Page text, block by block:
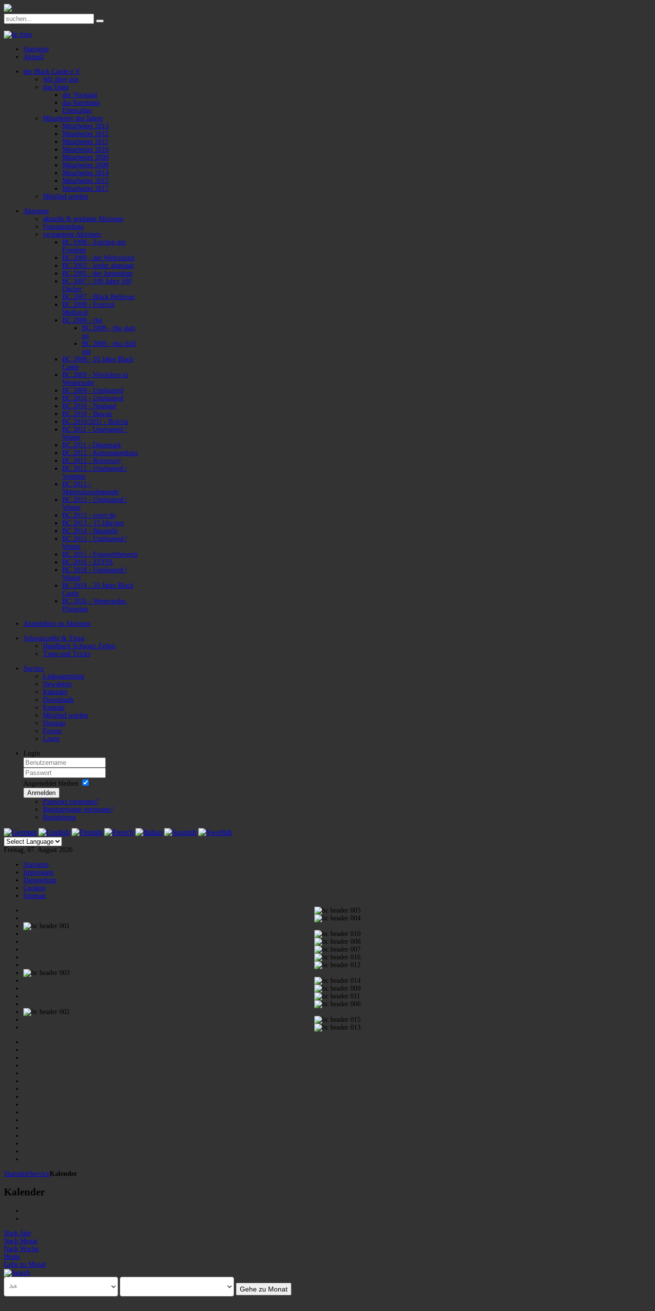
Startseite
Aktuell
der Black Castle e.V.
Wir über uns
das Team
der Vorstand
das Kernteam
Ehemalige
Mitarbeiter des Jahres
Mitarbeiter 2013
Mitarbeiter 2012
Mitarbeiter 2011
Mitarbeiter 2010
Mitarbeiter 2009
Mitarbeiter 2008
Mitarbeiter 2014
Mitarbeiter 2015
Mitarbeiter 2017
Mitglied werden
Aktionen
aktuelle & geplante Aktionen
Fotosammlung
vergangene Aktionen
BC 1998 - Zeichen des
Friedens
BC 2000 - der Weltrekord
BC 2003 - leider abgesagt
BC 2005 - der Jurtendom
BC 2007 - 100 Jahre 100
Dächer
BC 2007 - Black Bellevue
BC 2008 - Festival
Mediaval
BC 2008 - rbu
BC 2008 - rbu start
up
BC 2008 - rbu chill
out
BC 2008 - 10 Jahre Black
Castle
BC 2009 - Workshop in
Westernohe
BC 2009 - Unplugged
BC 2010 - Unplugged
BC 2010 - Neuland
BC 2010 - Bawaii
BC 2010/2011 - Bolivia
BC 2011 - Unplugged /
Winter
BC 2011 - Dänemark
BC 2012 - Kettensägenkurs
BC 2012 - Roverway
BC 2012 - Unplugged /
Sommer
BC 2012 -
Materialwochenende
BC 2013 - Unplugged /
Winter
BC 2013 - rover.de
BC 2013 - 15 Jähriges
BC 2014 - Baustelle
BC 2015 - Unplugged /
Winter
BC 2015 - Fotowettbewerb
BC 2016 - ZEFIX
BC 2018 - Unplugged /
Winter
BC 2018 - 20 Jahre Black
Castle
BC 2026 - Westernohe-
Pfingsten
Anmeldung zu Aktionen
Schwarzzelte & Tipps
Handbuch Schwarz Zelten
Tipps und Tricks
Service
Linksammlung
Newsletter
Kalender
Downloads
Kontakt
Mitglied werden
Sitemap
Forum
Login
Login
Angemeldet bleiben
Anmelden
Passwort vergessen?
Benutzername vergessen?
Registrieren
Freitag, 07. August 2026
Startseite
Impressum
Datenschutz
Cookies
Sitemap
StartseiteService Kalender
Kalender
Nach Jahr
Nach Monat
Nach Woche
Heute
Gehe zu Monat
Gehe zu Monat